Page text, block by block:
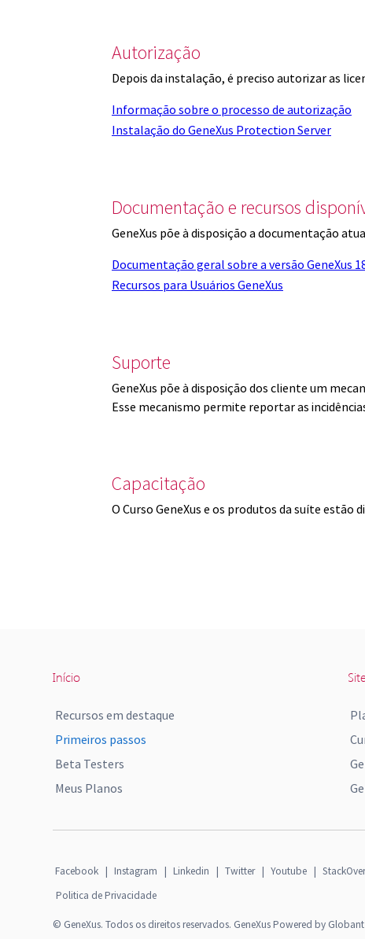
Autorização
Depois da instalação, é preciso autorizar as
Informação sobre o processo de autorização
Instalação do GeneXus Protection Server
Documentação e recursos
GeneXus põe à disposição a documentação
Documentação geral sobre a versão GeneXus
Recursos para Usuários GeneXus
Suporte
GeneXus põe à disposição dos cliente um
Esse mecanismo permite reportar as
Capacitação
O Curso GeneXus e os produtos da suíte
Início
Recursos em destaque
Primeiros passos
Beta Testers
Meus Planos
Facebook | Instagram | Linkedin | Twitter | Youtube |
Politica de Privacidade
© GeneXus. Todos os direitos reservados. GeneXus Powered by Globant